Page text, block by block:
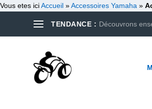
Vous etes iciAccueil »Accessoires Yamaha »
TENDANCE : Découvrons